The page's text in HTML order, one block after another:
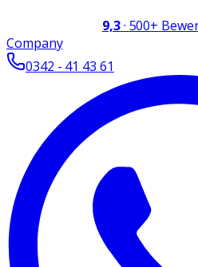
9,3· 500+
Company
0342 - 41 43 61